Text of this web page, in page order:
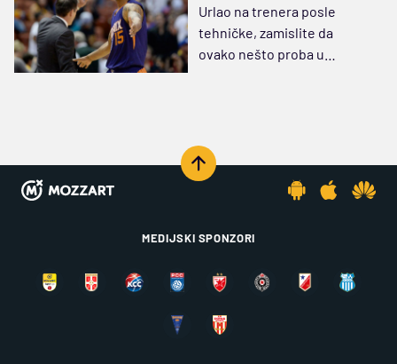
Urlao na trenera posle
tehničke, zamislite da
ovako nešto proba u
MEDIJSKI SPONZORI